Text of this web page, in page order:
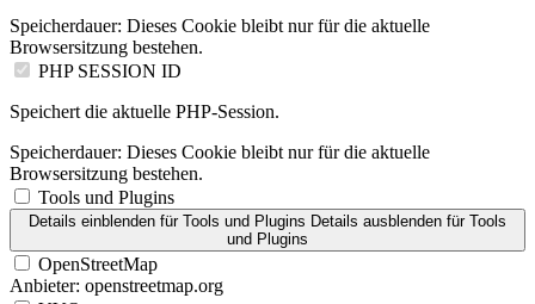
Speicherdauer: Dieses Cookie bleibt nur für die aktuelle
Browsersitzung bestehen.
PHP SESSION ID
Speichert die aktuelle PHP-Session.
Speicherdauer: Dieses Cookie bleibt nur für die aktuelle
Browsersitzung bestehen.
Tools und Plugins
Details einblenden für Tools und Plugins Details ausblenden für Tools
und Plugins
OpenStreetMap
Anbieter: openstreetmap.org